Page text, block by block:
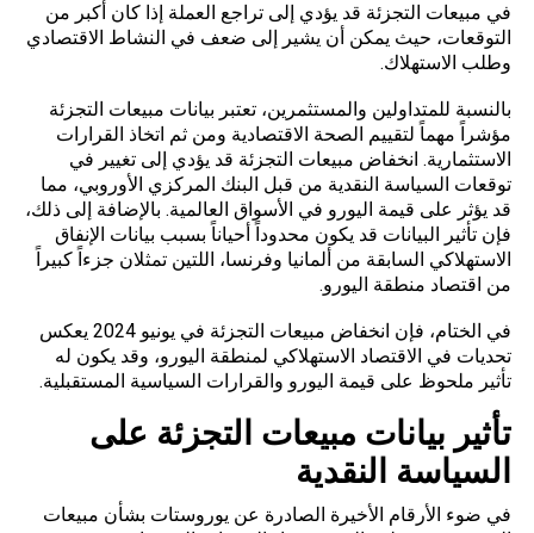
في مبيعات التجزئة قد يؤدي إلى تراجع العملة إذا كان أكبر من
التوقعات، حيث يمكن أن يشير إلى ضعف في النشاط الاقتصادي
وطلب الاستهلاك.
بالنسبة للمتداولين والمستثمرين، تعتبر بيانات مبيعات التجزئة
مؤشراً مهماً لتقييم الصحة الاقتصادية ومن ثم اتخاذ القرارات
الاستثمارية. انخفاض مبيعات التجزئة قد يؤدي إلى تغيير في
توقعات السياسة النقدية من قبل البنك المركزي الأوروبي، مما
قد يؤثر على قيمة اليورو في الأسواق العالمية. بالإضافة إلى ذلك،
فإن تأثير البيانات قد يكون محدوداً أحياناً بسبب بيانات الإنفاق
الاستهلاكي السابقة من ألمانيا وفرنسا، اللتين تمثلان جزءاً كبيراً
من اقتصاد منطقة اليورو.
في الختام، فإن انخفاض مبيعات التجزئة في يونيو 2024 يعكس
تحديات في الاقتصاد الاستهلاكي لمنطقة اليورو، وقد يكون له
تأثير ملحوظ على قيمة اليورو والقرارات السياسية المستقبلية.
تأثير بيانات مبيعات التجزئة على
السياسة النقدية
في ضوء الأرقام الأخيرة الصادرة عن يوروستات بشأن مبيعات